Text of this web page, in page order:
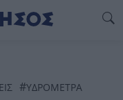
#ΥΔΡΟΜΕΤΡΑ